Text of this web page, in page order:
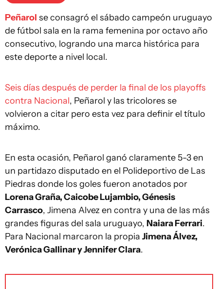
Peñarol se consagró el sábado campeón uruguayo
de fútbol sala en la rama femenina por octavo año
consecutivo, logrando una marca histórica para
este deporte a nivel local.
Seis días después de perder la final de los playoffs
contra Nacional, Peñarol y las tricolores se
volvieron a citar pero esta vez para definir el título
máximo.
En esta ocasión, Peñarol ganó claramente 5-3 en
un partidazo disputado en el Polideportivo de Las
Piedras donde los goles fueron anotados por
Lorena Graña, Caicobe Lujambio, Génesis
Carrasco, Jimena Alvez en contra y una de las más
grandes figuras del sala uruguayo, Naiara Ferrari.
Para Nacional marcaron la propia Jimena Álvez,
Verónica Gallinar y Jennifer Clara.